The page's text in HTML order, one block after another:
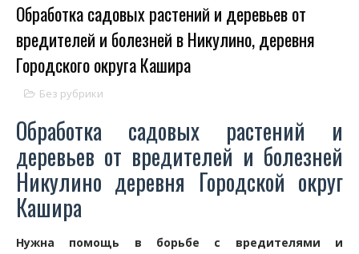
Обработка садовых растений и деревьев от
вредителей и болезней в Никулино, деревня
Городского округа Кашира
Без рубрики
Обработка садовых растений и
деревьев от вредителей и болезней
Никулино деревня Городской округ
Кашира
Нужна помощь в борьбе с вредителями и